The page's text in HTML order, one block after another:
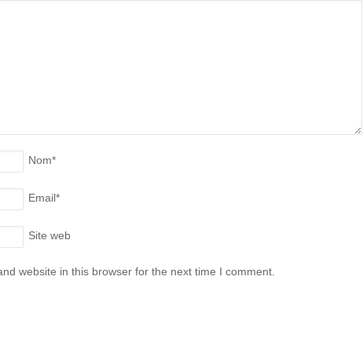
Nom*
Email*
Site web
website in this browser for the next time I comment.